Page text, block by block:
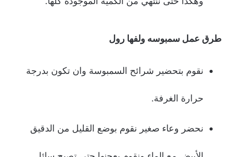
طرق عمل سمبوسه ولفها رول
نقوم بتحضير شرائح السمبوسة وان تكون بدرجة
حرارة الغرفة.
نحضر وعاء صغير نقوم بوضع القليل من الدقيق